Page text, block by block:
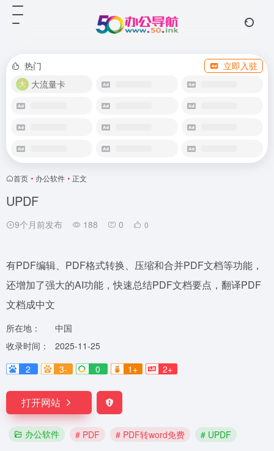
热门
立即入驻
大流量卡
首页 • 办公软件 • 正文
UPDF
9个月前发布 188 0 0
有PDF编辑、PDF格式转换、压缩和合并PDF文档等功能，
还增加了强大的AI功能，快速总结PDF文档要点，翻译PDF
文档成中文
所在地：
中国
收录时间：
2025-11-25
2
3- 0 1+ 2+
打开网站
办公软件 # PDF # PDF转word免费 # UPDF